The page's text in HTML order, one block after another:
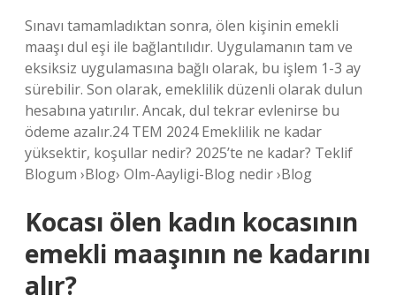
Sınavı tamamladıktan sonra, ölen kişinin emekli
maaşı dul eşi ile bağlantılıdır. Uygulamanın tam ve
eksiksiz uygulamasına bağlı olarak, bu işlem 1-3 ay
sürebilir. Son olarak, emeklilik düzenli olarak dulun
hesabına yatırılır. Ancak, dul tekrar evlenirse bu
ödeme azalır.24 TEM 2024 Emeklilik ne kadar
yüksektir, koşullar nedir? 2025’te ne kadar? Teklif
Blogum ›Blog› Olm-Aayligi-Blog nedir ›Blog
Kocası ölen kadın kocasının
emekli maaşının ne kadarını
alır?